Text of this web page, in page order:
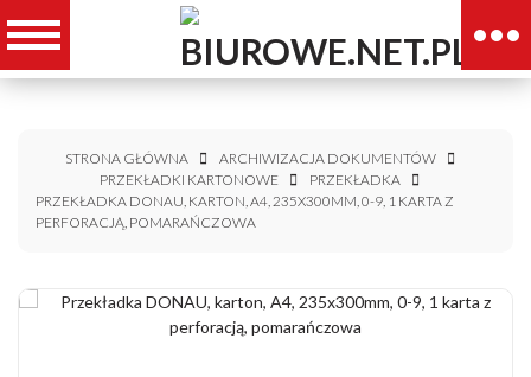
STRONA GŁÓWNA
ARCHIWIZACJA DOKUMENTÓW
PRZEKŁADKI KARTONOWE
PRZEKŁADKA
PRZEKŁADKA DONAU, KARTON, A4, 235X300MM, 0-9, 1 KARTA Z
PERFORACJĄ, POMARAŃCZOWA